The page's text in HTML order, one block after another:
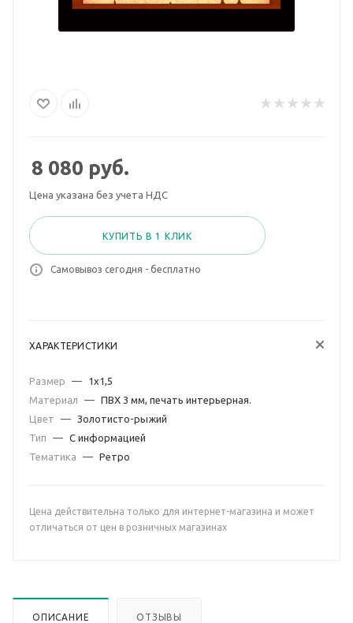
8 080 руб.
Цена указана без учета НДС
КУПИТЬ В 1 КЛИК
Самовывоз сегодня - бесплатно
ХАРАКТЕРИСТИКИ
Размер —
1х1,5
Материал
— ПВХ 3 мм, печать интерьерная.
Цвет
— Золотисто-рыжий
Тип
— С информацией
Тематика
— Ретро
Цена действительна только для интернет-магазина и может
отличаться от цен в розничных магазинах
ОПИСАНИЕ ОТЗЫВЫ